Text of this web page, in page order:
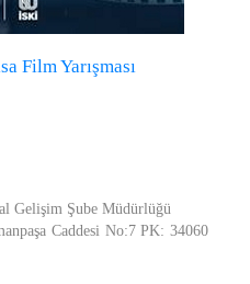
Film Yarışması
Gelişim Şube Müdürlüğü
Caddesi No:7 PK: 34060